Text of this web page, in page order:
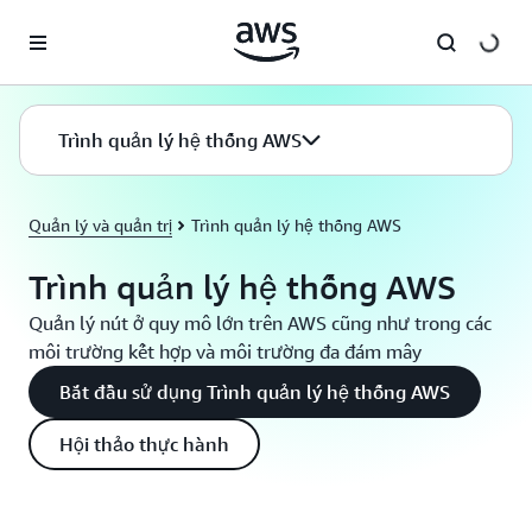
Trình quản lý hệ thống AWS
Quản lý và quản trị Trình quản lý hệ thống AWS
Trình quản lý hệ thống AWS
Quản lý nút ở quy mô lớn trên AWS cũng như trong các
môi trường kết hợp và môi trường đa đám mây
Bắt đầu sử dụng Trình quản lý hệ thống AWS
Hội thảo thực hành